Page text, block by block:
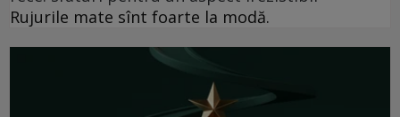
Rujurile mate sînt foarte la modă.